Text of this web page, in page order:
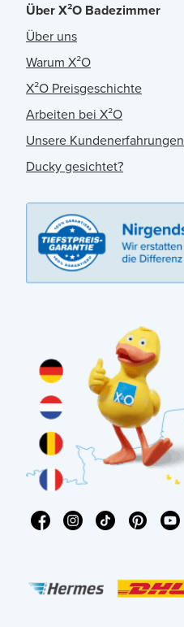
Über X²O Badezimmer
Über uns
Warum X²O
X²O Preisgeschichte
Arbeiten bei X²O
Unsere Kundenerfahrungen
Ducky gesichtet?